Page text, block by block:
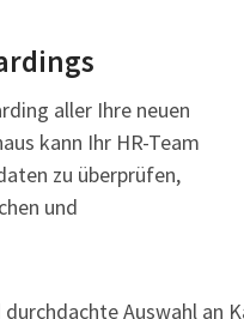
aller Ihre neuen
kann Ihr HR-Team
zu überprüfen,
und
durchdachte Auswahl an